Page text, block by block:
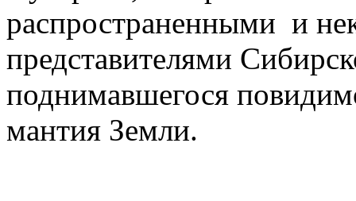
распространенными и
представителями
поднимавшегося
мантия Земли.